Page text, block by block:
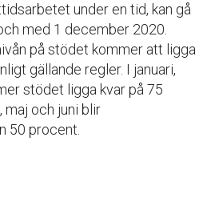
under en tid, kan gå
med 1 december 2020.
på stödet kommer att ligga
gällande regler. I januari,
stödet ligga kvar på 75
maj och juni blir
50 procent.